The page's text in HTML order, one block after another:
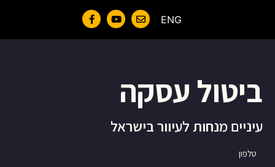
ENG
ביטול עסקה
עיניים מנחות לעיוור בישראל
טלפון